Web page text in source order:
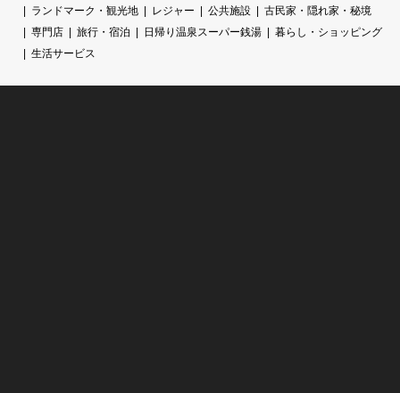
ランドマーク・観光地
レジャー 公共施設
古民家・隠れ家・秘境
専門店
旅行・宿泊 日帰り温泉スーパー銭湯
暮らし・ショッピング
生活サービス